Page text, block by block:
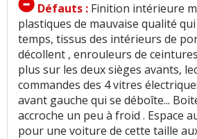
Défauts : Finition intérieure
plastiques de mauvaise qualité
temps, tissus des intérieurs de
décollent , enrouleurs de
plus sur les deux sièges avants,
commandes des 4 vitres
avant gauche qui se déboîte...
accroche un peu à froid . Espace
pour une voiture de cette taille